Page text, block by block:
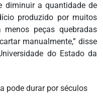
diminuir a quantidade de
produzido por muitos
peças quebradas
manualmente,” disse
do Estado da